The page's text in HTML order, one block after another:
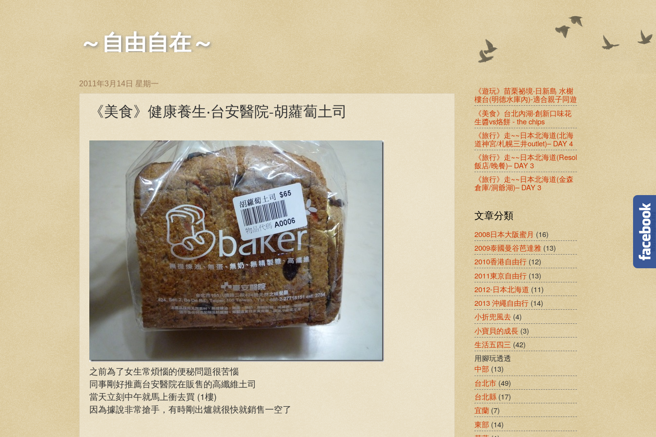
～自由自在～
2011年3月14日 星期一
《美食》健康養生‧台安醫院-胡蘿蔔土司
之前為了女生常煩惱的便秘問題很苦惱
同事剛好推薦台安醫院在販售的高纖維土司
當天立刻中午就馬上衝去買 (1樓)
因為據說非常搶手，有時剛出爐就很快就銷售一空了
《遊玩》苗栗祕境‧日新島 水榭
樓台(明德水庫內)-適合親子同遊
《美食》台北內湖‧創新口味花
生醬vs烙餅 - the chips
《旅行》走~~日本北海道(北海
道神宮/札幌三井outlet)– DAY 4
《旅行》走~~日本北海道(Resol
飯店/晚餐)– DAY 3
《旅行》走~~日本北海道(金森
倉庫/洞爺湖)– DAY 3
文章分類
2008日本大阪蜜月 (16)
2009泰國曼谷芭達雅 (13)
2010香港自由行 (12)
2011東京自由行 (13)
2012-日本北海道 (11)
2013 沖繩自由行 (14)
小折兜風去 (4)
小寶貝的成長 (3)
生活五四三 (42)
用腳玩透透
中部 (13)
台北市 (49)
台北縣 (17)
宜蘭 (7)
東部 (14)